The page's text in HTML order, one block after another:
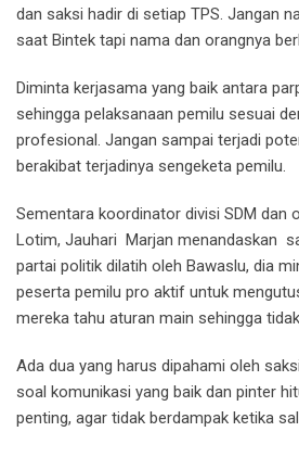
dan saksi hadir di setiap TPS. Jangan
saat Bintek tapi nama dan orangnya
Diminta kerjasama yang baik antara
sehingga pelaksanaan pemilu sesuai
profesional. Jangan sampai terjadi
berakibat terjadinya sengeketa pemilu.
Sementara koordinator divisi SDM dan
Lotim, Jauhari Marjan menandaskan
partai politik dilatih oleh Bawaslu, dia
peserta pemilu pro aktif untuk
mereka tahu aturan main sehingga
Ada dua yang harus dipahami oleh
soal komunikasi yang baik dan pinter
penting, agar tidak berdampak ketika